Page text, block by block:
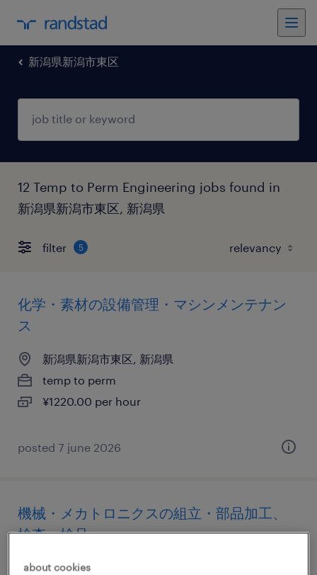
新潟県新潟市東区
12 Temp to Perm Engineering jobs found in
新潟県新潟市東区, 新潟県
filter 5
化学・素材の設備管理・マシンメンテナン
ス
新潟県新潟市東区, 新潟県
temp to perm
¥1220.00 per hour
posted 7 june 2026
機械・メカトロニクスの組立・部品加工、
検査、検品
新潟県小千谷市, 新潟県
about cookies